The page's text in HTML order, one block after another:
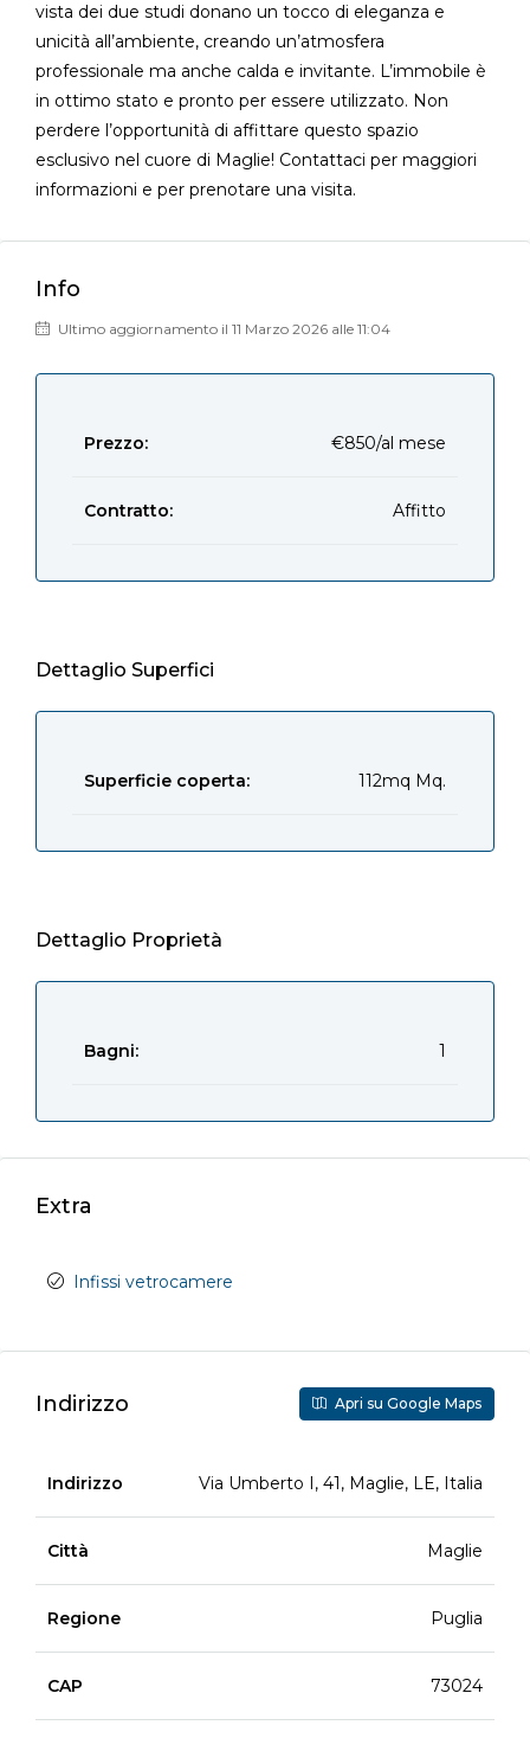
vista dei due studi donano un tocco di eleganza e
unicità all’ambiente, creando un’atmosfera
professionale ma anche calda e invitante. L’immobile è
in ottimo stato e pronto per essere utilizzato. Non
perdere l’opportunità di affittare questo spazio
esclusivo nel cuore di Maglie! Contattaci per maggiori
informazioni e per prenotare una visita.
Info
Ultimo aggiornamento il 11 Marzo 2026 alle 11:04
Prezzo: €850/al mese
Contratto: Affitto
Dettaglio Superfici
Superficie coperta: 112mq Mq.
Dettaglio Proprietà
Bagni: 1
Extra
Infissi vetrocamere
Indirizzo Apri su Google Maps
Indirizzo Via Umberto I, 41, Maglie, LE, Italia
Città Maglie
Regione Puglia
CAP 73024